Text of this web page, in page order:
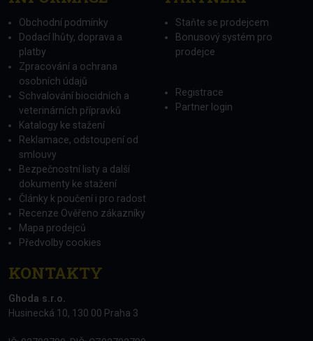
CHCI DOSTÁVAT NOVINKY NA
INFORMACE
Obchodní podmínky
Dodací lhůty, doprava a
platby
Zpracování a ochrana
osobních údajů
Schvalování biocidních a
veterinárních přípravků
Katalogy ke stažení
Reklamace, odstoupení od
smlouvy
Bezpečnostní listy a další
dokumenty ke stažení
Články k poučení i pro radost
Recenze Ověřeno zákazníky
Mapa prodejců
Staňte se prodejcem